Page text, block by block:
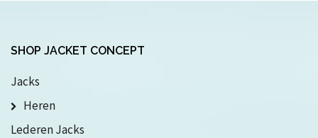
SHOP JACKET CONCEPT
Jacks
Heren
Lederen Jacks